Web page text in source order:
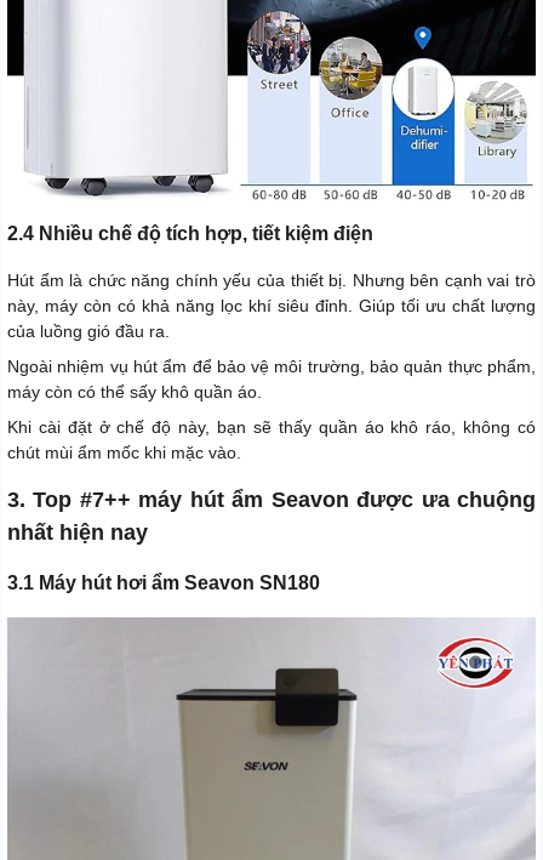
2.4 Nhiều chế độ tích hợp, tiết kiệm điện
Hút ẩm là chức năng chính yếu của thiết bị. Nhưng bên cạnh vai trò
này, máy còn có khả năng lọc khí siêu đỉnh. Giúp tối ưu chất lượng
của luồng gió đầu ra.
Ngoài nhiệm vụ hút ẩm để bảo vệ môi trường, bảo quản thực phẩm,
máy còn có thể sấy khô quần áo.
Khi cài đặt ở chế độ này, bạn sẽ thấy quần áo khô ráo, không có
chút mùi ẩm mốc khi mặc vào.
3. Top #7++ máy hút ẩm Seavon được ưa chuộng
nhất hiện nay
3.1 Máy hút hơi ẩm Seavon SN180